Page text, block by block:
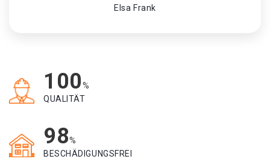
Elsa Frank
100%
QUALITÄT
98%
BESCHÄDIGUNGSFREI